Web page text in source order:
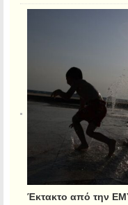
Έκτακτο από την